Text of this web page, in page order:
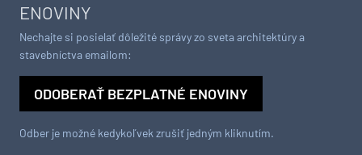
ENOVINY
Nechajte si posielať dôležité správy zo sveta architektúry a
stavebníctva emailom:
ODOBERAŤ BEZPLATNÉ ENOVINY
Odber je možné kedykoľvek zrušiť jedným kliknutím.